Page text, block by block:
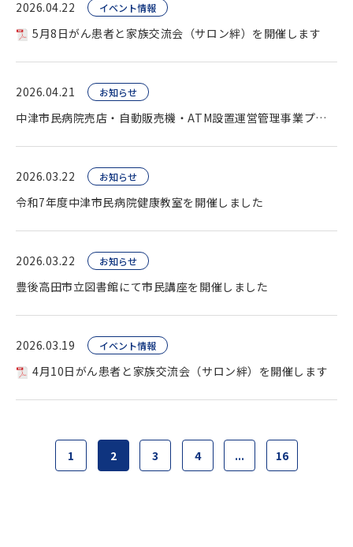
2026.04.22 イベント情報
5月8日がん患者と家族交流会（サロン絆）を開催します
2026.04.21 お知らせ
中津市民病院売店・自動販売機・ATM設置運営管理事業プロポーザル（公告）
2026.03.22 お知らせ
令和7年度中津市民病院健康教室を開催しました
2026.03.22 お知らせ
豊後高田市立図書館にて市民講座を開催しました
2026.03.19 イベント情報
4月10日がん患者と家族交流会（サロン絆）を開催します
1 2 3 4 ... 16